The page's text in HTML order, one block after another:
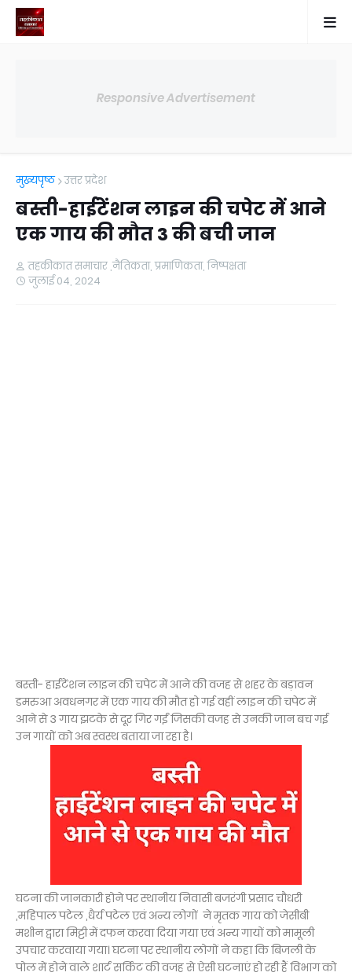
Responsive Advertisement
मुख्यपृष्ठ उत्तर प्रदेश
बस्ती-हाईटेंशन लाइन की चपेट में आने
एक गाय की मौत 3 की बची जान
तहकीकात समाचार ,नैतिकता, प्रमाणिकता, निष्पक्षता
जुलाई 04, 2024
बस्ती- हाईटेंशन लाइन की चपेट में आने की वजह से शहर के बड़ावन
डमरुआ अवधनगर में एक गाय की मौत हो गई वहीं लाइन की चपेट में
आने से 3 गाय झटके से दूर गिर गईं जिसकी वजह से उनकी जान बच गई
उन गायों को अब स्वस्थ बताया जा रहा है।
घटना की जानकारी होने पर स्थानीय निवासी बजरंगी प्रसाद चौधरी
,महिपाल पटेल ,धैर्य पटेल एवं अन्य लोगों ने मृतक गाय को जेसीबी
मशीन द्वारा मिट्टी में दफन करवा दिया गया एवं अन्य गायों को मामूली
उपचार करवाया गया। घटना पर स्थानीय लोगों ने कहा कि बिजली के
पोल में होने वाले शार्ट सर्किट की वजह से ऐसी घटनाएं हो रही हैं विभाग को